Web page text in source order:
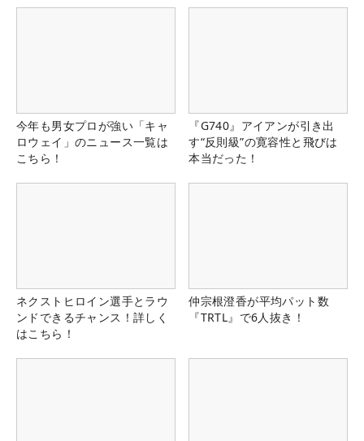
今年も男女プロが強い「キャ
ロウェイ」のニュース一覧は
こちら！
『G740』アイアンが引き出
す“反則級”の寛容性と飛びは
本当だった！
ネクストヒロイン選手とラウ
ンドできるチャンス！詳しく
はこちら！
仲宗根澄香が平均パット数
『TRTL』で6人抜き！